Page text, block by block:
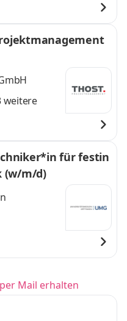
weitere
für festin
(w/m/d)
Mail erhalten